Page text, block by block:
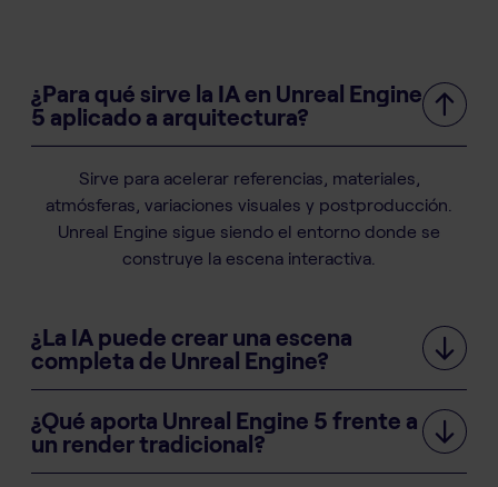
¿Para qué sirve la IA en Unreal Engine
5 aplicado a arquitectura?
Sirve para acelerar referencias, materiales,
atmósferas, variaciones visuales y postproducción.
Unreal Engine sigue siendo el entorno donde se
construye la escena interactiva.
¿La IA puede crear una escena
completa de Unreal Engine?
¿Qué aporta Unreal Engine 5 frente a
un render tradicional?